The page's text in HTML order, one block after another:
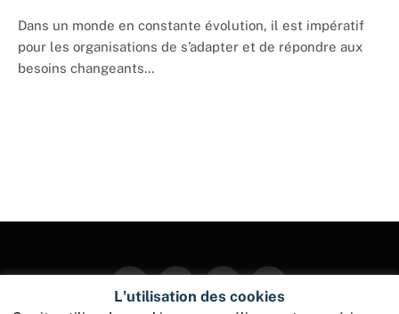
Dans un monde en constante évolution, il est impératif
pour les organisations de s’adapter et de répondre aux
besoins changeants…
FacebookTwitter InstagramPinterest
L'utilisation des cookies